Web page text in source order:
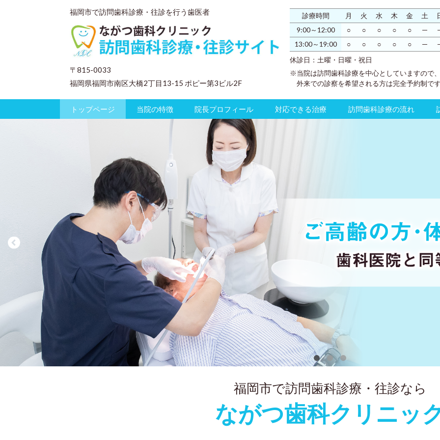
福岡市で訪問歯科診療・往診を行う歯医者
〒815-0033
福岡県福岡市南区大橋2丁目13-15 ポピー第3ビル2F
診療時間 月 火 水 木 金 土
9:00～12:00
○ ○ ○ ○ ○ ─
13:00～19:00
○ ○ ○ ○ ○ ─
休診日：土曜・日曜・祝日
※当院は訪問歯科診療を中心としていますので
外来での診察を希望される方は完全予約制で
トップページ 当院の特徴 院長プロフィール 対応できる治療 訪問歯科診療の流れ
福岡市で訪問歯科診療・往診なら
ながつ歯科クリニッ